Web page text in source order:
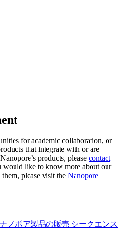
for academic collaboration, or
that integrate with or are
products, please contact
would like to know more about our
please visit the Nanopore
ナノポア製品の販売 シークエンス